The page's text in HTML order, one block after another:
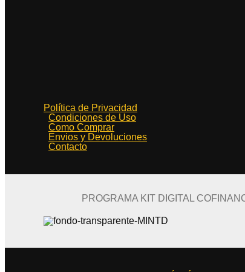
Política de Privacidad
Condiciones de Uso
Como Comprar
Envios y Devoluciones
Contacto
PROGRAMA KIT DIGITAL